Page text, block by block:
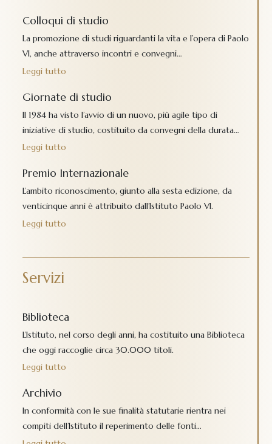
Colloqui di studio
La promozione di studi riguardanti la vita e l’opera di Paolo
VI, anche attraverso incontri e convegni…
Leggi tutto
Giornate di studio
Il 1984 ha visto l’avvio di un nuovo, più agile tipo di
iniziative di studio, costituito da convegni della durata…
Leggi tutto
Premio Internazionale
L’ambito riconoscimento, giunto alla sesta edizione, da
venticinque anni è attribuito dall’Istituto Paolo VI.
Leggi tutto
Servizi
Biblioteca
L’Istituto, nel corso degli anni, ha costituito una Biblioteca
che oggi raccoglie circa 30.000 titoli.
Leggi tutto
Archivio
In conformità con le sue finalità statutarie rientra nei
compiti dell’Istituto il reperimento delle fonti…